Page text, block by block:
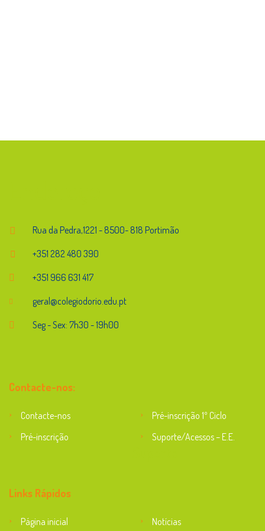
Rua da Pedra,1221 - 8500- 818 Portimão
+351 282 480 390
+351 966 631 417
geral@colegiodorio.edu.pt
Seg - Sex: 7h30 - 19h00
Contacte-nos:
Contacte-nos
Pré-inscrição 1º Ciclo
Pré-inscrição
Suporte/Acessos – E.E.
Links Rápidos
Página inicial Notícias